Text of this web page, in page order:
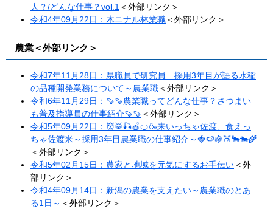
人？/どんな仕事？vol.1 ＜外部リンク＞
令和4年09月22日：木ニナル林業職＜外部リンク＞
農業＜外部リンク＞
令和7年11月28日：県職員で研究員 採用3年目が語る水稲
の品種開発業務について～農業職＜外部リンク＞
令和6年11月29日：🍠🍠農業職ってどんな仕事？さつまい
も普及指導員の仕事紹介🍠🍠 ＜外部リンク＞
令和5年09月22日：👹🥁🎣🍎🍊🍶来いっちゃ佐渡、食えっ
ちゃ佐渡米～採用3年目農業職の仕事紹介～🍓🍉🍇🍑🐂🐄🌾
＜外部リンク＞
令和5年02月15日：農家と地域を元気にするお手伝い＜外
部リンク＞
令和4年09月14日：新潟の農業を支えたい～農業職のとあ
る1日～ ＜外部リンク＞